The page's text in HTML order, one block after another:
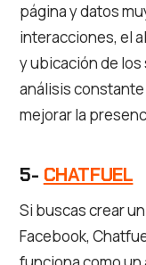
página y datos
interacciones, el
y ubicación de
análisis
mejorar la
5- CHATFUEL
Si buscas crear
Facebook,